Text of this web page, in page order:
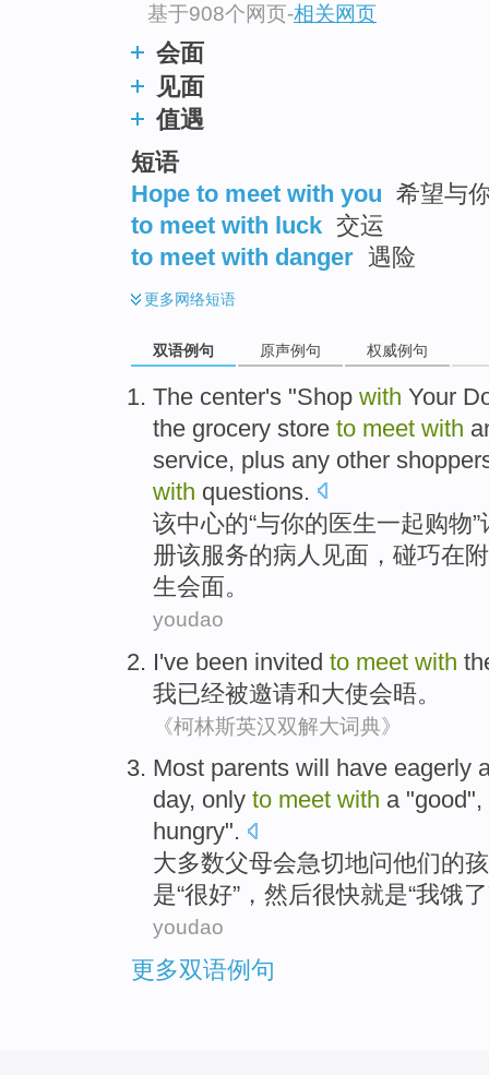
基于908个网页-相关网页
会面
见面
值遇
短语
Hope to meet with you 希望与
to meet with luck 交运
to meet with danger 遇险
更多网络短语
双语例句 原声例句 权威例句
The center's "Shop with Your
the grocery store to meet with
service, plus any other
with questions.
该中心的“与你的 医生一起购物”
册该服务的病人 见面 ， 碰巧在
生会面。
youdao
I've been invited to meet with
我已经被邀请和大使会晤。
《柯林斯英汉双解大词典》
Most parents will have eagerly
day, only to meet with a
hungry".
大多数父母会急切地问他们的
是“很好”，然后很快就是“我饿
youdao
更多双语例句